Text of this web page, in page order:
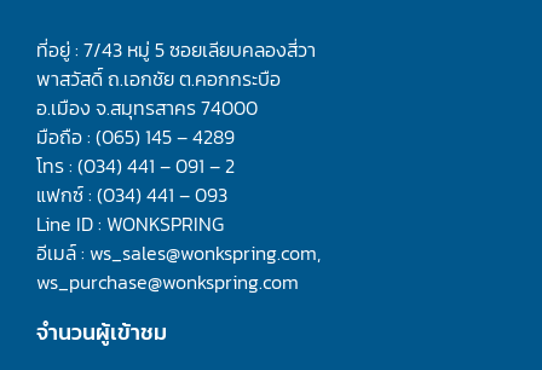
ที่อยู่ : 7/43 หมู่ 5 ซอยเลียบคลองสี่วา
พาสวัสดิ์ ถ.เอกชัย ต.คอกกระบือ
อ.เมือง จ.สมุทรสาคร 74000
มือถือ : (065) 145 – 4289
โทร : (034) 441 – 091 – 2
แฟกซ์ : (034) 441 – 093
Line ID : WONKSPRING
อีเมล์ : ws_sales@wonkspring.com,
ws_purchase@wonkspring.com
จำนวนผู้เข้าชม